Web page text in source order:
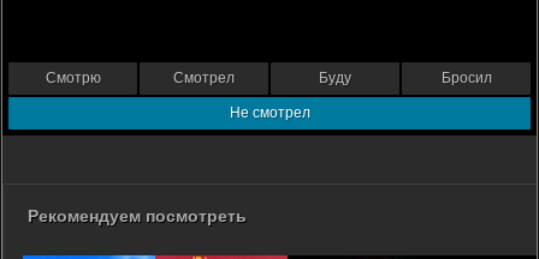
Смотрю Смотрел Буду Бросил
Не смотрел
Рекомендуем посмотреть